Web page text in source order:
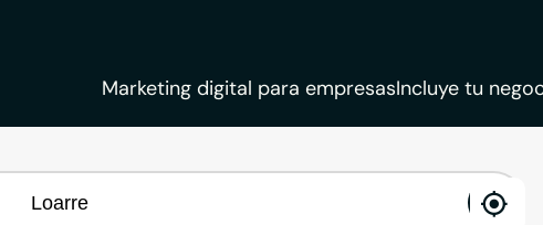
Marketing digital para empresasIncluye tu